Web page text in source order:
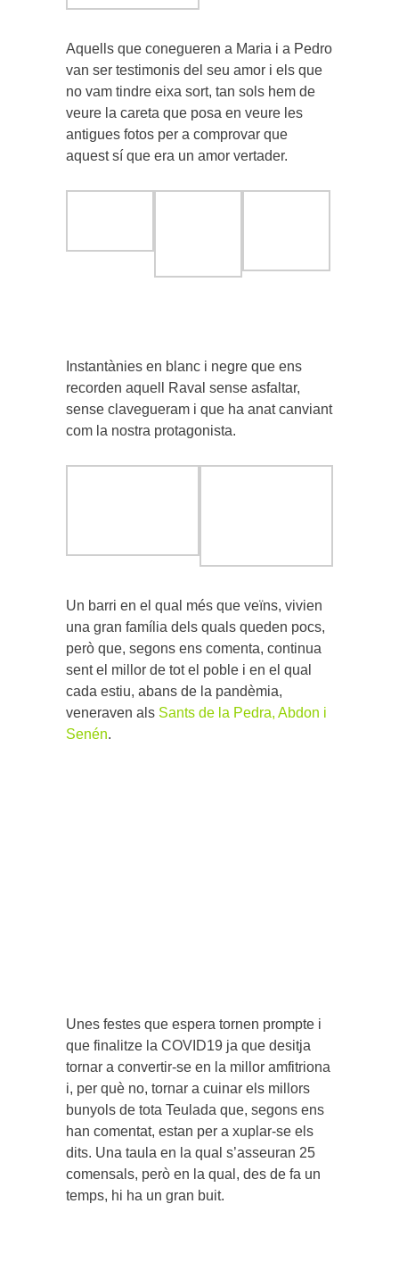
Aquells que conegueren a Maria i a Pedro
van ser testimonis del seu amor i els que
no vam tindre eixa sort, tan sols hem de
veure la careta que posa en veure les
antigues fotos per a comprovar que
aquest sí que era un amor vertader.
Instantànies en blanc i negre que ens
recorden aquell Raval sense asfaltar,
sense clavegueram i que ha anat canviant
com la nostra protagonista.
Un barri en el qual més que veïns, vivien
una gran família dels quals queden pocs,
però que, segons ens comenta, continua
sent el millor de tot el poble i en el qual
cada estiu, abans de la pandèmia,
veneraven als Sants de la Pedra, Abdon i
Senén.
Unes festes que espera tornen prompte i
que finalitze la COVID19 ja que desitja
tornar a convertir-se en la millor amfitriona
i, per què no, tornar a cuinar els millors
bunyols de tota Teulada que, segons ens
han comentat, estan per a xuplar-se els
dits. Una taula en la qual s’asseuran 25
comensals, però en la qual, des de fa un
temps, hi ha un gran buit.